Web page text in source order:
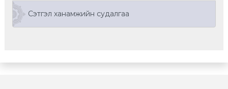
Сэтгэл ханамжийн судалгаа